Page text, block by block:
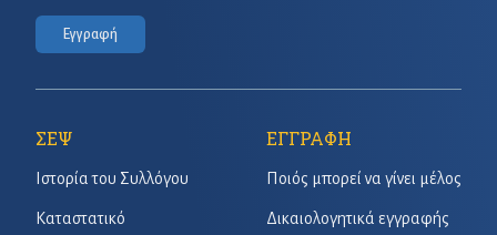
Εγγραφή
ΣΕΨ
Ιστορία του Συλλόγου
Καταστατικό
ΕΓΓΡΑΦΗ
Ποιός μπορεί να γίνει μέλος
Δικαιολογητικά εγγραφής